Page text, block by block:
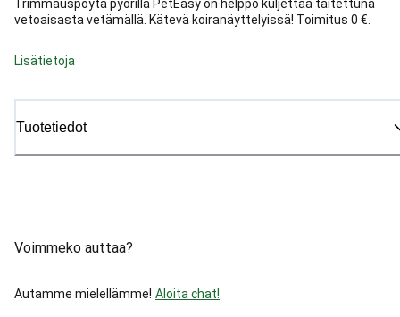
Trimmauspöytä pyörillä PetEasy on helppo kuljettaa taitettuna
vetoaisasta vetämällä. Kätevä koiranäyttelyissä! Toimitus 0 €.
Lisätietoja
Tuotetiedot
Voimmeko auttaa?
Autamme mielellämme! Aloita chat!